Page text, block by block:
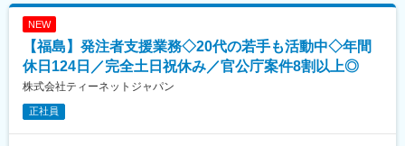
顧客対応や品質監査のため、必要に応じて全国各地への出張があ
ります。
日本国内のみならず、海外でも製品を製造しているので、検査や
監査での出張もあります。
※出張頻度は月0～1回程度、日帰りまたは1泊程度が中心です。
1.予算関連資料：工事費の積算結果や予算要求書
2.契約関連資料：入札公告、仕様書、契約書案など
3.説明資料：地元説明会や議会報告用のプレゼン資料
4.進捗管理資料：工事の進捗状況や工程表
5.報告書：品質管理報告、監督状況報告など
■ポジションの詳細：
す。
NEW
【福島】発注者支援業務◇20代の若手も活動中◇年間
休日124日／完全土日祝休み／官公庁案件8割以上◎
株式会社ティーネットジャパン
正社員